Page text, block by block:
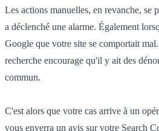
Les actions manuelles, en revanche, se
a déclenché une alarme. Également
Google que votre site se comportait
recherche encourage qu'il y ait des
commun.
C'est alors que votre cas arrive à un
vous enverra un avis sur votre Search